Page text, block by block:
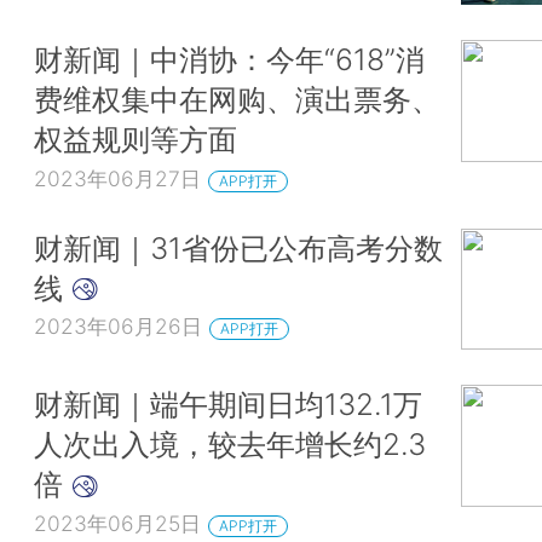
游、海鲜餐饮、交通运输等领域监管整治工作，及时
题介入调查，对切实存在违法违规经营行为的，依法
施进行处置，坚决维护游客合法权益。（据中国新闻
北大、清华7月8日起恢复预约参观
6月30日，北京大学和清华大学分别发布关于恢复校
观。
两所高校的参观预约都要求实名制，学校每日对外开
均为9时至11时、14时至16时，从指定校门出入。两
校园分为开放区域和非开放区域，非开放区域和校内
财新闻｜中消协：今年“618”消
费维权集中在网购、演出票务、
权益规则等方面
2023年06月27日 APP打开
财新闻｜31省份已公布高考分数
线
2023年06月26日 APP打开
财新闻｜端午期间日均132.1万
人次出入境，较去年增长约2.3
倍
2023年06月25日 APP打开